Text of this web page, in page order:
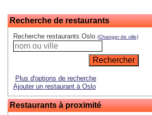
Recherche de restaurants
Recherche restaurants Oslo (Changer de ville)
Plus d'options de recherche
Ajouter un restaurant à Oslo
Restaurants à proximité